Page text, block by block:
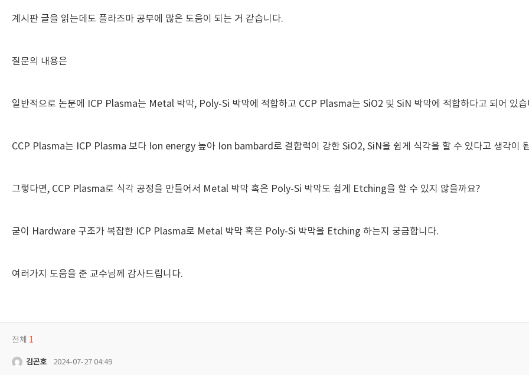
계시판 글을 읽는데도 플라즈마 공부에 많은 도움이 되는 거 같습니다.
질문의 내용은
일반적으로 논문에 ICP Plasma는 Metal 박막, Poly-Si 박막에 적합하고 CCP Plasma는 SiO2 및 SiN 박막에 적합하다고 되어 있습
CCP Plasma는 ICP Plasma 보다 Ion energy 높아 Ion bambard로 결합력이 강한 SiO2, SiN을 쉽게 식각을 할 수 있다고 생각이
그렇다면, CCP Plasma로 식각 공정을 만들어서 Metal 박막 혹은 Poly-Si 박막도 쉽게 Etching을 할 수 있지 않을까요?
굳이 Hardware 구조가 복잡한 ICP Plasma로 Metal 박막 혹은 Poly-Si 박막을 Etching 하는지 궁금합니다.
여러가지 도움을 준 교수님께 감사드립니다.
전체 1
김곤호 2024-07-27 04:49